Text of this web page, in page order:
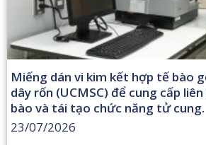
Miếng dán vi kim kết hợp tế bào
dây rốn (UCMSC) để cung cấp
bào và tái tạo chức năng tử cung.
23/07/2026